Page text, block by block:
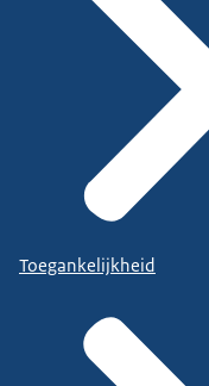
Toegankelijkheid